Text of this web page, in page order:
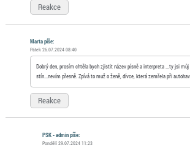
Reakce
Marta píše:
Pátek 26.07.2024 08:40
Dobrý den, prosím chtěla bych zjistit název písně a interpreta ...ty jsi
stín...nevím přesně. Zpívá to muž o ženě, dívce, která zemřela při
Reakce
PSK - admin píše:
Pondělí 29.07.2024 11:23